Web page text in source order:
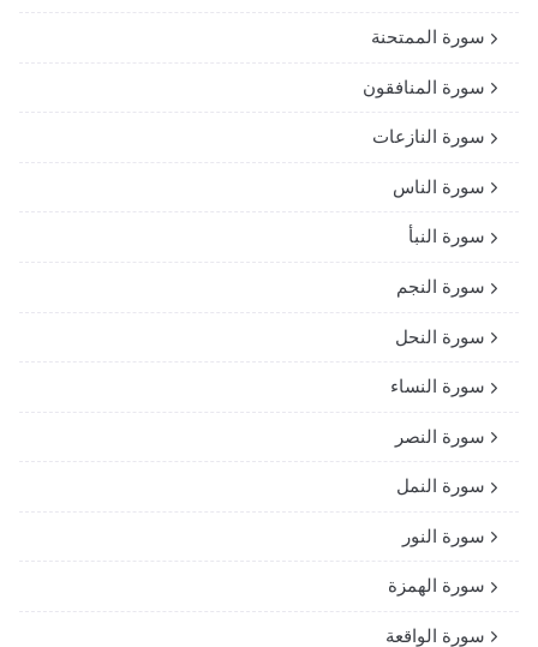
سورة الممتحنة
سورة المنافقون
سورة النازعات
سورة الناس
سورة النبأ
سورة النجم
سورة النحل
سورة النساء
سورة النصر
سورة النمل
سورة النور
سورة الهمزة
سورة الواقعة